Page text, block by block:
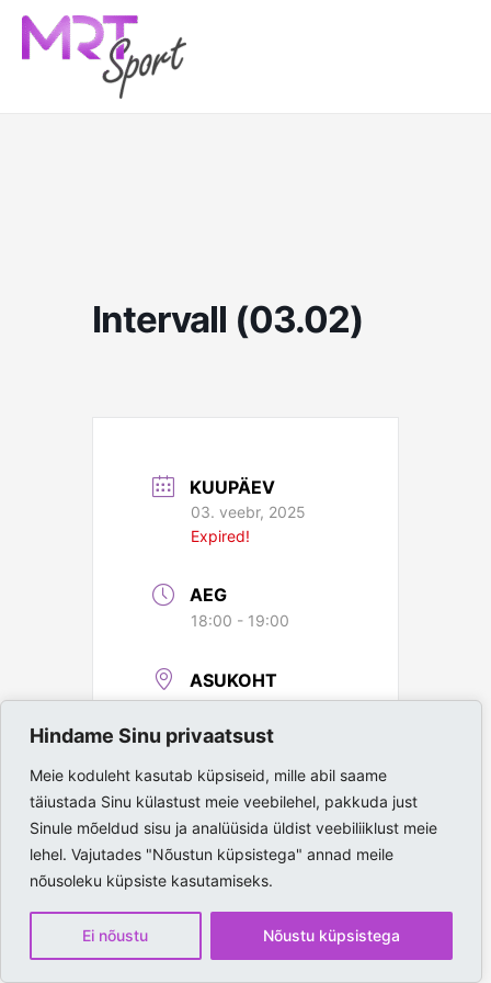
Hindame Sinu privaatsust
Meie koduleht kasutab küpsiseid, mille abil saame
täiustada Sinu külastust meie veebilehel, pakkuda just
Sinule mõeldud sisu ja analüüsida üldist veebiliiklust meie
lehel. Vajutades "Nõustun küpsistega" annad meile
nõusoleku küpsiste kasutamiseks.
Ei nõustu Nõustu küpsistega
content
Intervall (03.02)
KUUPÄEV
03. veebr, 2025
Expired!
AEG
18:00 - 19:00
ASUKOHT